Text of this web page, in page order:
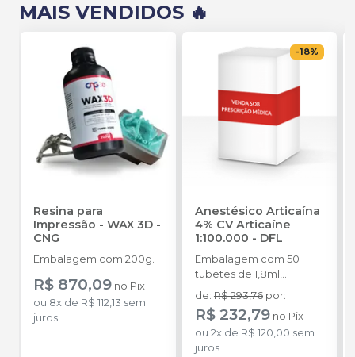
MAIS VENDIDOS 🔥
Resina para
Impressão - WAX 3D -
CNG
Embalagem com 200g.
R$ 870,09 no Pix
ou 8x de R$ 112,13 sem
juros
-18%
Anestésico Articaína
4% CV Articaíne
1:100.000 - DFL
Embalagem com 50
tubetes de 1,8ml,
acondicionados em
blisters lacrados com 10
tubetes cada. Cloridrato
de Articaína com
Epinefrina (Tubete de
de: R$ 293,76 por:
R$ 232,79 no Pix
ou 2x de R$ 120,00 sem
juros